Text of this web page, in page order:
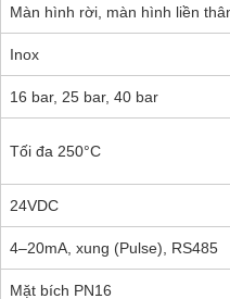
Màn hình rời, màn hình liền
Inox
16 bar, 25 bar, 40 bar
Tối đa 250°C
24VDC
4–20mA, xung (Pulse), RS485
Mặt bích PN16